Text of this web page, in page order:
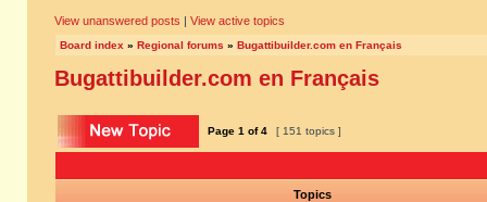
View unanswered posts | View active topics
Board index » Regional forums » Bugattibuilder.com en Français
Bugattibuilder.com en Français
Page 1 of4 [ 151 topics ]
Topics